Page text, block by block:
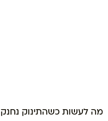
מה לעשות כשהתינוק נחנק